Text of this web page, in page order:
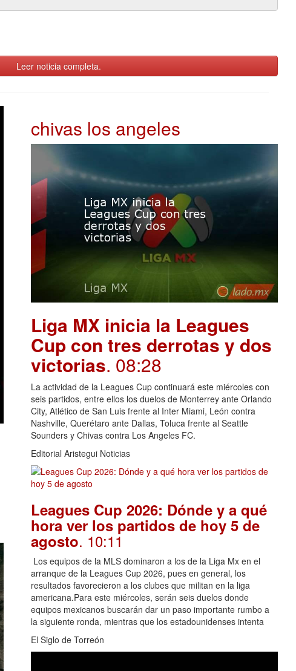
Leer noticia completa.
chivas los angeles
Liga MX inicia la Leagues
Cup con tres derrotas y dos
victorias. 08:28
La actividad de la Leagues Cup continuará este miércoles con
seis partidos, entre ellos los duelos de Monterrey ante Orlando
City, Atlético de San Luis frente al Inter Miami, León contra
Nashville, Querétaro ante Dallas, Toluca frente al Seattle
Sounders y Chivas contra Los Angeles FC.
Editorial Aristegui Noticias
Leagues Cup 2026: Dónde y a qué
hora ver los partidos de hoy 5 de
agosto. 10:11
Los equipos de la MLS dominaron a los de la Liga Mx en el
arranque de la Leagues Cup 2026, pues en general, los
resultados favorecieron a los clubes que militan en la liga
americana.Para este miércoles, serán seis duelos donde
equipos mexicanos buscarán dar un paso importante rumbo a
la siguiente ronda, mientras que los estadounidenses intenta
El Siglo de Torreón